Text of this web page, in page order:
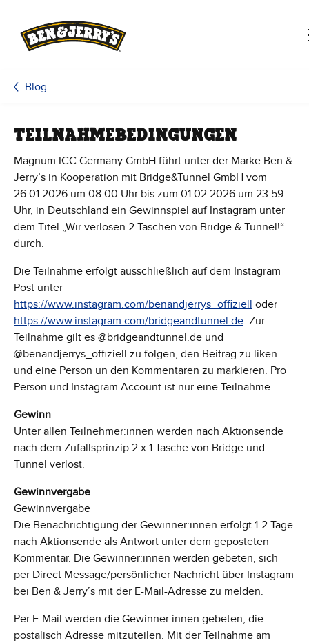
Blog
TEILNAHMEBEDINGUNGEN
Magnum ICC Germany GmbH führt unter der Marke Ben &
Jerry’s in Kooperation mit Bridge&Tunnel GmbH vom
26.01.2026 um 08:00 Uhr bis zum 01.02.2026 um 23:59
Uhr, in Deutschland ein Gewinnspiel auf Instagram unter
dem Titel „Wir verlosen 2 Taschen von Bridge & Tunnel!“
durch.
Die Teilnahme erfolgt ausschließlich auf dem Instagram
Post unter
https://www.instagram.com/benandjerrys_offiziell oder
https://www.instagram.com/bridgeandtunnel.de. Zur
Teilnahme gilt es @bridgeandtunnel.de und
@benandjerrys_offiziell zu folgen, den Beitrag zu liken
und eine Person un den Kommentaren zu markieren. Pro
Person und Instagram Account ist nur eine Teilnahme.
Gewinn
Unter allen Teilnehmer:innen werden nach Aktionsende
nach dem Zufallsprinzip 2 x 1 Tasche von Bridge und
Tunnel verlost.
Gewinnvergabe
Gewinnvergabe
Die Benachrichtigung der Gewinner:innen erfolgt 1-2 Tage
nach Aktionsende als Antwort unter dem geposteten
Kommentar. Die Gewinner:innen werden gebeten, sich
per Direct Message/persönlicher Nachricht über Instagram
bei Ben & Jerry’s mit der E-Mail-Adresse zu melden.
Per E-Mail werden die Gewinner:innen gebeten, die
postalisch Adresse mitzuteilen. Mit der Teilnahme am